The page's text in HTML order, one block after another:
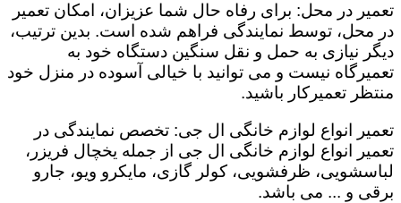
تعمیر در محل: برای رفاه حال شما عزیزان، امکان تعمیر
در محل، توسط نمایندگی فراهم شده است. بدین ترتیب،
دیگر نیازی به حمل و نقل سنگین دستگاه خود به
تعمیرگاه نیست و می توانید با خیالی آسوده در منزل خود
منتظر تعمیرکار باشید.
تعمیر انواع لوازم خانگی ال جی: تخصص نمایندگی در
تعمیر انواع لوازم خانگی ال جی از جمله یخچال فریزر،
لباسشویی، ظرفشویی، کولر گازی، مایکرو ویو، جارو
برقی و ... می باشد.